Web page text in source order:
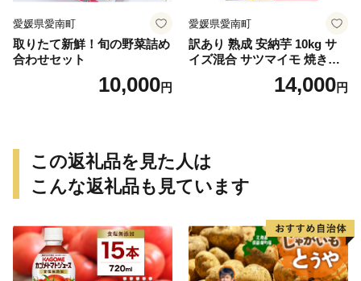
愛媛県愛南町
取りたて新鮮！旬の野菜詰め
合わせセット
10,000円
愛媛県愛南町
訳あり 熟成 安納芋 10kg サ
イズ混合 サツマイモ 焼き芋
干し芋 丸干し 冷凍焼き芋 冷
やし焼き芋 やきいも 蜜芋 ほ
り ほくほく 生芋 新芋 芋 い
も 甘藷 あんのういも スイー
ツ おかず さつまいも 国産 人
気 糖度 産地直送 農家直送 数
町 ミッチーのおみかん畑
14,000円
この返礼品を見た人は
こんな返礼品も見ています